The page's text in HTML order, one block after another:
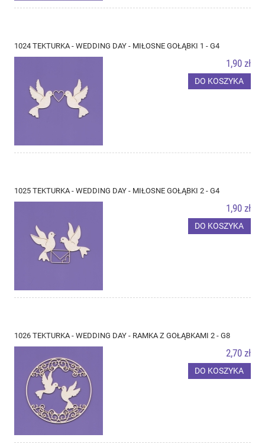
1024 TEKTURKA - WEDDING DAY - MIŁOSNE GOŁĄBKI 1 - G4
1,90 zł
DO KOSZYKA
1025 TEKTURKA - WEDDING DAY - MIŁOSNE GOŁĄBKI 2 - G4
1,90 zł
DO KOSZYKA
1026 TEKTURKA - WEDDING DAY - RAMKA Z GOŁĄBKAMI 2 - G8
2,70 zł
DO KOSZYKA